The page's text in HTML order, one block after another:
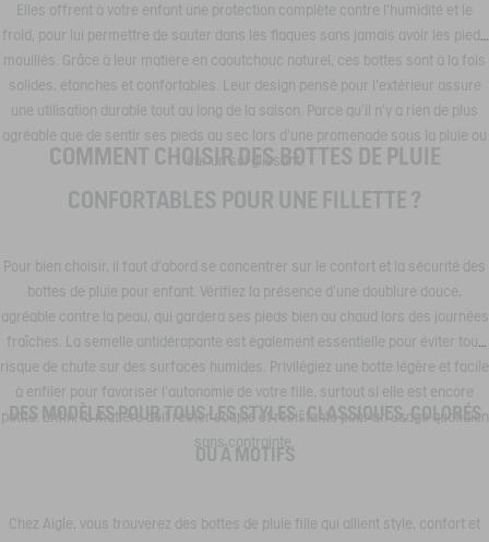
Elles offrent à votre enfant une protection complète contre l’humidité et le
froid, pour lui permettre de sauter dans les flaques sans jamais avoir les pieds
mouillés. Grâce à leur matière en caoutchouc naturel, ces bottes sont à la fois
solides, étanches et confortables. Leur design pensé pour l’extérieur assure
une utilisation durable tout au long de la saison. Parce qu’il n’y a rien de plus
agréable que de sentir ses pieds au sec lors d’une promenade sous la pluie ou
sur un sol glissant.
COMMENT CHOISIR DES BOTTES DE PLUIE
CONFORTABLES POUR UNE FILLETTE ?
Pour bien choisir, il faut d’abord se concentrer sur le confort et la sécurité des
bottes de pluie pour enfant. Vérifiez la présence d’une doublure douce,
agréable contre la peau, qui gardera ses pieds bien au chaud lors des journées
fraîches. La semelle antidérapante est également essentielle pour éviter tout
risque de chute sur des surfaces humides. Privilégiez une botte légère et facile
à enfiler pour favoriser l’autonomie de votre fille, surtout si elle est encore
petite. Enfin, la matière doit rester souple et résistante pour un usage quotidien
sans contrainte.
DES MODÈLES POUR TOUS LES STYLES : CLASSIQUES, COLORÉS
OU À MOTIFS
Chez Aigle, vous trouverez des bottes de pluie fille qui allient style, confort et